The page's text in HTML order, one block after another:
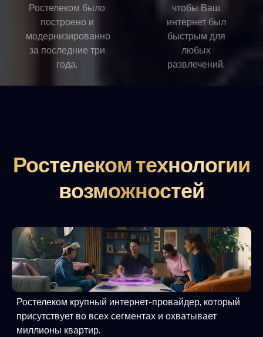
Ростелеком было
построено и
модернизированно
за последние три
года.
чтобы Ваш
интернет был
быстрым для
любых
развлечений.
Ростелеком технологии
возможностей
Ростелеком крупный интернет-провайдер, который
присутствует во всех сегментах и охватывает
миллионы квартир.